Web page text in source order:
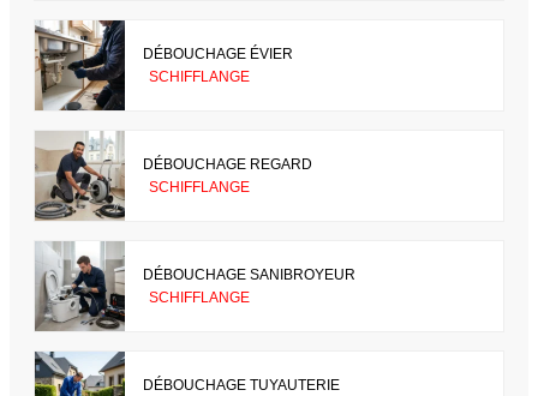
DÉBOUCHAGE ÉVIER
SCHIFFLANGE
DÉBOUCHAGE REGARD
SCHIFFLANGE
DÉBOUCHAGE SANIBROYEUR
SCHIFFLANGE
DÉBOUCHAGE TUYAUTERIE